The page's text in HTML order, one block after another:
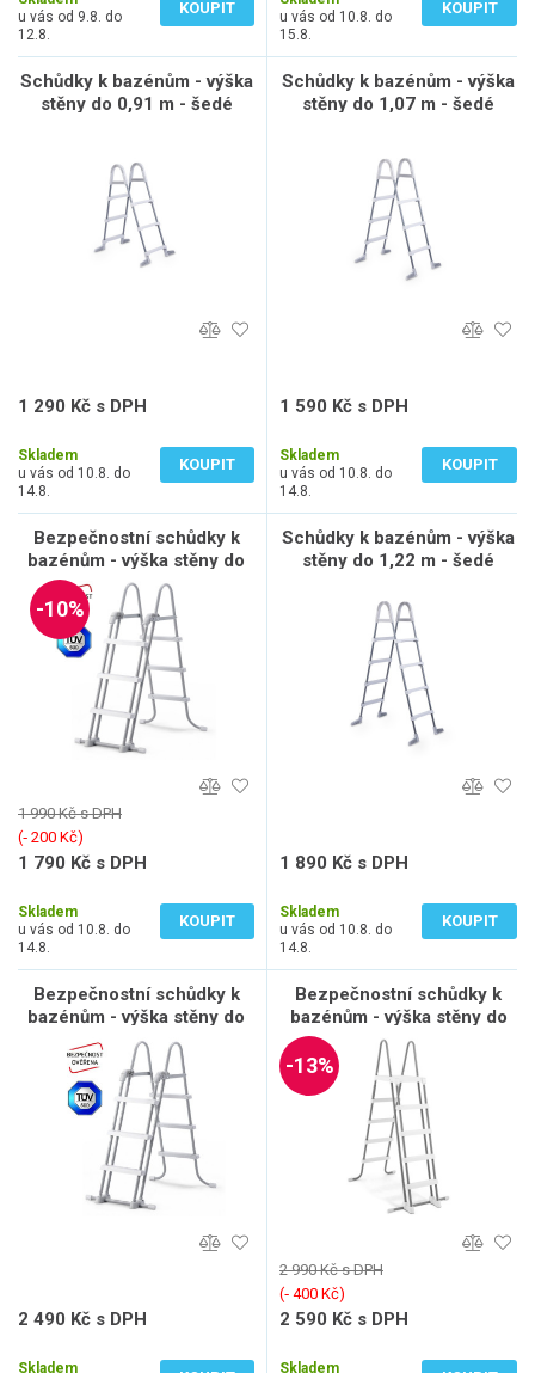
u vás od 9.8. do
12.8.
KOUPIT
u vás od 10.8. do
15.8.
KOUPIT
Schůdky k bazénům - výška
stěny do 0,91 m - šedé
1 290 Kč s DPH
Skladem
u vás od 10.8. do
14.8.
KOUPIT
Schůdky k bazénům - výška
stěny do 1,07 m - šedé
1 590 Kč s DPH
Skladem
u vás od 10.8. do
14.8.
KOUPIT
Bezpečnostní schůdky k
bazénům - výška stěny do
1,07 m
-10%
1 990 Kč s DPH
(‐ 200 Kč)
1 790 Kč s DPH
Skladem
u vás od 10.8. do
14.8.
KOUPIT
Schůdky k bazénům - výška
stěny do 1,22 m - šedé
1 890 Kč s DPH
Skladem
u vás od 10.8. do
14.8.
KOUPIT
Bezpečnostní schůdky k
bazénům - výška stěny do
1,22 m
2 490 Kč s DPH
Skladem
Bezpečnostní schůdky k
bazénům - výška stěny do
1,32 m
-13%
2 990 Kč s DPH
(‐ 400 Kč)
2 590 Kč s DPH
Skladem